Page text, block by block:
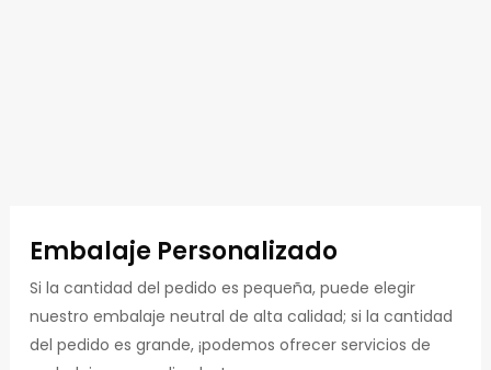
Embalaje Personalizado
Si la cantidad del pedido es pequeña, puede elegir
nuestro embalaje neutral de alta calidad; si la cantidad
del pedido es grande, ¡podemos ofrecer servicios de